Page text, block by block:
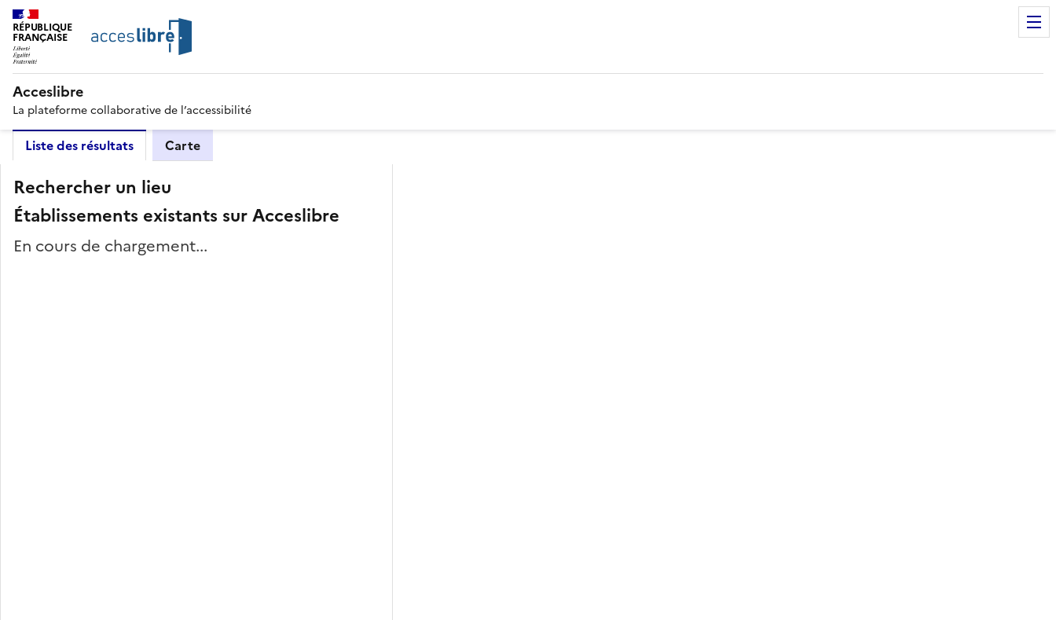
RÉPUBLIQUE
FRANÇAISE
Acceslibre
La plateforme collaborative de l’accessibilité
Liste des résultats Carte
Rechercher un lieu
Établissements existants sur Acceslibre
En cours de chargement...